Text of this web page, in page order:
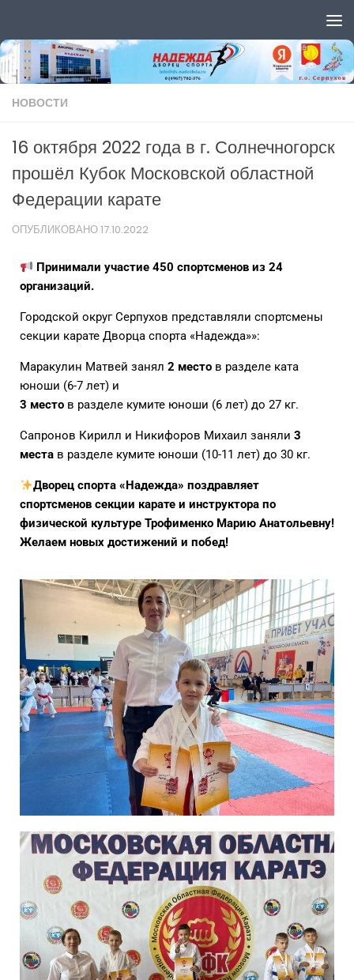
НОВОСТИ
16 октября 2022 года в г. Солнечногорск
прошёл Кубок Московской областной
Федерации карате
ОПУБЛИКОВАНО17.10.2022
Принимали участие 450 спортсменов из 24
организаций.
Городской округ Серпухов представляли спортсмены
секции карате Дворца спорта «Надежда»»:
Маракулин Матвей занял 2 место в разделе ката
юноши (6-7 лет) и
3 место в разделе кумите юноши (6 лет) до 27 кг.
Сапронов Кирилл и Никифоров Михаил заняли 3
места в разделе кумите юноши (10-11 лет) до 30 кг.
Дворец спорта «Надежда» поздравляет
спортсменов секции карате и инструктора по
физической культуре Трофименко Марию Анатольевну!
Желаем новых достижений и побед!